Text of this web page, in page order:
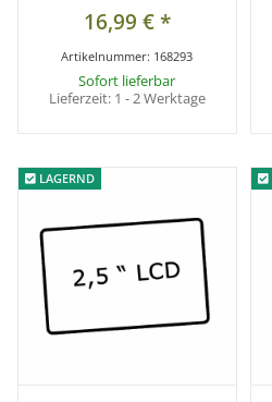
16,99 €*
Artikelnummer: 168293
Sofort lieferbar
Lieferzeit: 1 - 2 Werktage
LAGERND
LAGERND